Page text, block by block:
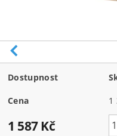
Dostupnost
Cena
1 587 Kč